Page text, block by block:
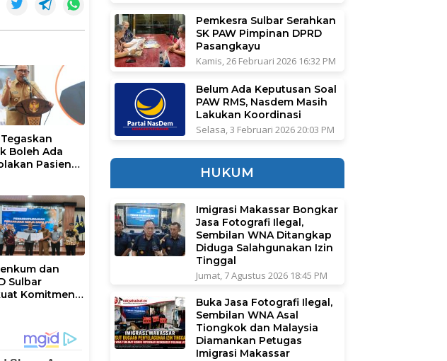
Tegaskan
Boleh Ada
Pasien
dan
Sulbar
Komitmen
Pemkesra Sulbar Serahkan
SK PAW Pimpinan DPRD
Pasangkayu
Kamis, 26 Februari 2026 16:32 PM
Belum Ada Keputusan Soal
PAW RMS, Nasdem Masih
Lakukan Koordinasi
Selasa, 3 Februari 2026 20:03 PM
HUKUM
Imigrasi Makassar Bongkar
Jasa Fotografi Ilegal,
Sembilan WNA Ditangkap
Diduga Salahgunakan Izin
Tinggal
Jumat, 7 Agustus 2026 18:45 PM
Buka Jasa Fotografi Ilegal,
Sembilan WNA Asal
Tiongkok dan Malaysia
Diamankan Petugas
Imigrasi Makassar